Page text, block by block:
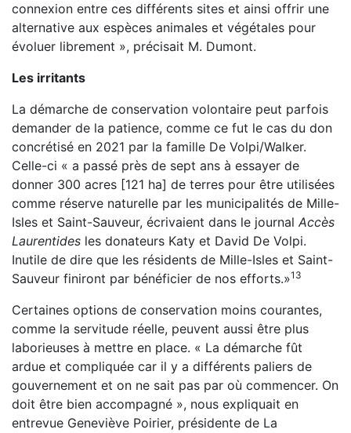
connexion entre ces différents sites et ainsi offrir une
alternative aux espèces animales et végétales pour
évoluer librement », précisait M. Dumont.
Les irritants
La démarche de conservation volontaire peut parfois
demander de la patience, comme ce fut le cas du don
concrétisé en 2021 par la famille De Volpi/Walker.
Celle-ci « a passé près de sept ans à essayer de
donner 300 acres [121 ha] de terres pour être utilisées
comme réserve naturelle par les municipalités de Mille-
Isles et Saint-Sauveur, écrivaient dans le journal Accès
Laurentides les donateurs Katy et David De Volpi.
Inutile de dire que les résidents de Mille-Isles et Saint-
Sauveur finiront par bénéficier de nos efforts.»13
Certaines options de conservation moins courantes,
comme la servitude réelle, peuvent aussi être plus
laborieuses à mettre en place. « La démarche fût
ardue et compliquée car il y a différents paliers de
gouvernement et on ne sait pas par où commencer. On
doit être bien accompagné », nous expliquait en
entrevue Geneviève Poirier, présidente de La